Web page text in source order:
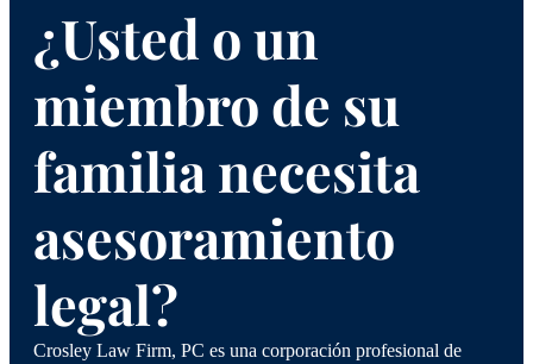
¿Usted o un
miembro de su
familia necesita
asesoramiento
legal?
Crosley Law Firm, PC es una corporación profesional de